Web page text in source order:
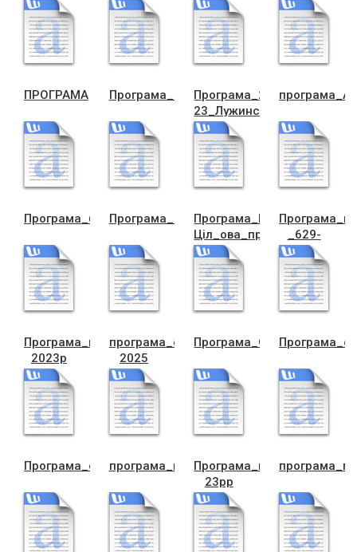
ПРОГРАМА Програма__проектПрограма_2021-
23_Лужинс_ка
Програма_безпритул_нi_тварини
Програма_Картка_чорткiвчанина
Програма_ККП-
Цiл_ова_програма_629-
1_(1)
Програма_на_2021-
2023р
програма_обдарованi_дiти_2021-
2025
Програма_ОСББ
Програма_охорони_довкiлля
23рр